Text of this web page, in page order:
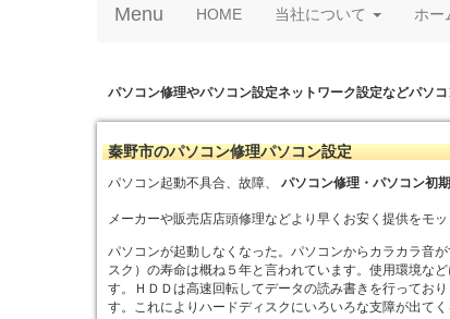
Menu HOME 当社について ホー
パソコン修理やパソコン設定ネットワーク設定などパソ
秦野市のパソコン修理パソコン設定
パソコン起動不具合、故障、パソコン修理・パソコン初
メーカーや販売店店頭修理などより早くお安く提供をモッ
パソコンが起動しなくなった。パソコンからカラカラ音
スク）の寿命は概ね５年と言われています。使用環境な
す。ＨＤＤは高速回転してデータの読み書きを行ってお
す。これによりハードディスクにいろいろな支障が出て